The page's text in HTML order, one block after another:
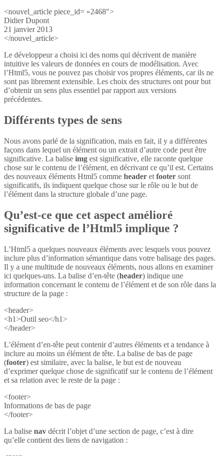
<nouvel_article piece_id= »2468″>
Didier Dupont
21 janvier 2013
</nouvel_article>
Le développeur a choisi ici des noms qui décrivent de manière
intuitive les valeurs de données en cours de modélisation. Avec
l’Html5, vous ne pouvez pas choisir vos propres éléments, car ils ne
sont pas librement extensible. Les choix des structures ont pour but
d’obtenir un sens plus essentiel par rapport aux versions
précédentes.
Différents types de sens
Nous avons parlé de la signification, mais en fait, il y a différentes
façons dans lequel un élément ou un extrait d’autre code peut être
significative. La balise img est significative, elle raconte quelque
chose sur le contenu de l’élément, en décrivant ce qu’il est. Certains
des nouveaux éléments Html5 comme header et footer sont
significatifs, ils indiquent quelque chose sur le rôle ou le but de
l’élément dans la structure globale d’une page.
Qu’est-ce que cet aspect amélioré
significative de l’Html5 implique ?
L’Html5 a quelques nouveaux éléments avec lesquels vous pouvez
inclure plus d’information sémantique dans votre balisage des pages.
Il y a une multitude de nouveaux éléments, nous allons en examiner
ici quelques-uns. La balise d’en-tête (header) indique une
information concernant le contenu de l’élément et de son rôle dans la
structure de la page :
<header>
<h1>Outil seo</h1>
</header>
L’élément d’en-tête peut contenir d’autres éléments et a tendance à
inclure au moins un élément de tête. La balise de bas de page
(footer) est similaire, avec la balise, le but est de nouveau
d’exprimer quelque chose de significatif sur le contenu de l’élément
et sa relation avec le reste de la page :
<footer>
Informations de bas de page
</footer>
La balise nav décrit l’objet d’une section de page, c’est à dire
qu’elle contient des liens de navigation :